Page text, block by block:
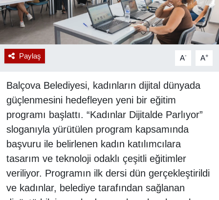
Paylaş A- A+
Balçova Belediyesi, kadınların dijital dünyada
güçlenmesini hedefleyen yeni bir eğitim
programı başlattı. “Kadınlar Dijitalde Parlıyor”
sloganıyla yürütülen program kapsamında
başvuru ile belirlenen kadın katılımcılara
tasarım ve teknoloji odaklı çeşitli eğitimler
veriliyor. Programın ilk dersi dün gerçekleştirildi
ve kadınlar, belediye tarafından sağlanan